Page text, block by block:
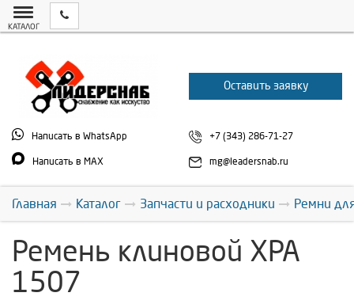
КАТАЛОГ
Оставить заявку
Написать в WhatsApp
Написать в MAX
+7 (343) 286-71-27
mg@leadersnab.ru
Главная Каталог Запчасти и расходники Ремни
Ремень клиновой XPA
1507